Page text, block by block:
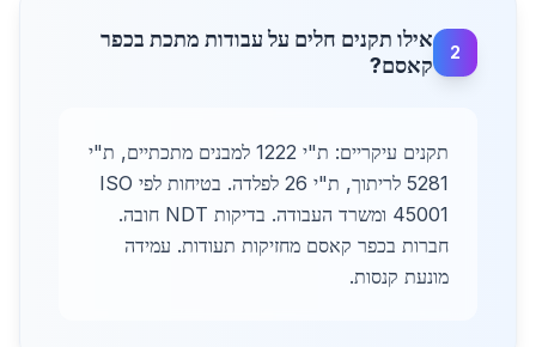
2
אילו תקנים חלים על עבודות מתכת בכפר
קאסם?
תקנים עיקריים: ת"י 1222 למבנים מתכתיים, ת"י
5281 לריתוך, ת"י 26 לפלדה. בטיחות לפי ISO
45001 ומשרד העבודה. בדיקות NDT חובה.
חברות בכפר קאסם מחזיקות תעודות. עמידה
מונעת קנסות.